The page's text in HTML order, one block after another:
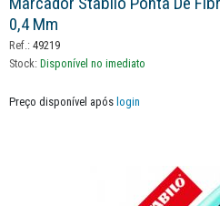
0,4 Mm
Ref.: 49219
Stock: Disponível no imediato
Preço disponível após login